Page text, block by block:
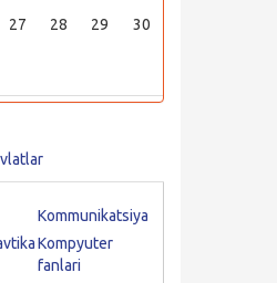
27 28 29 30
Kommunikatsiya
Kompyuter
fanlari